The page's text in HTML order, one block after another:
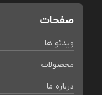
صفحات
ویدئو ها
محصولات
درباره ما